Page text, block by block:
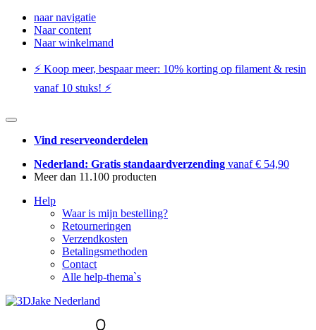
naar navigatie
Naar content
Naar winkelmand
⚡️ Koop meer, bespaar meer: ​​10% korting op filament & resin
vanaf 10 stuks! ⚡️
Vind reserveonderdelen
Nederland: Gratis standaardverzending vanaf € 54,90
Meer dan 11.100 producten
Help
Waar is mijn bestelling?
Retourneringen
Verzendkosten
Betalingsmethoden
Contact
Alle help-thema`s